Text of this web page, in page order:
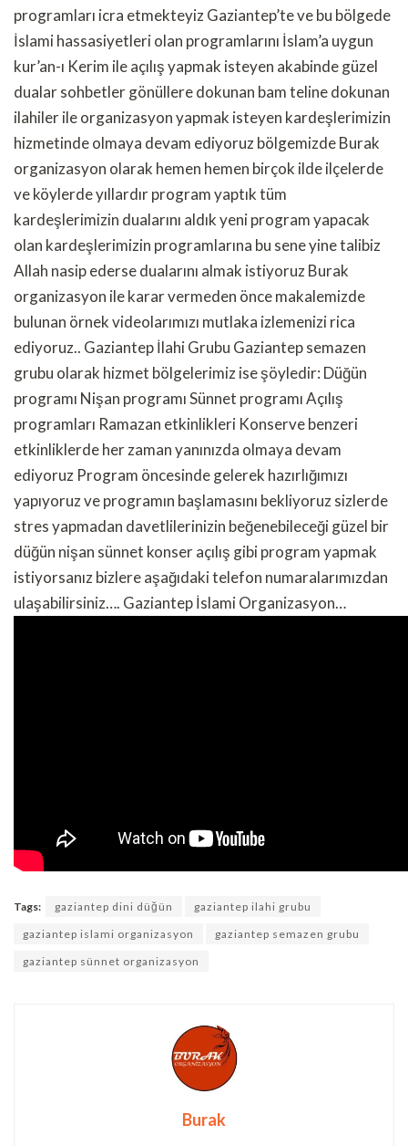
programları icra etmekteyiz Gaziantep’te ve bu bölgede
İslami hassasiyetleri olan programlarını İslam’a uygun
kur’an-ı Kerim ile açılış yapmak isteyen akabinde güzel
dualar sohbetler gönüllere dokunan bam teline dokunan
ilahiler ile organizasyon yapmak isteyen kardeşlerimizin
hizmetinde olmaya devam ediyoruz bölgemizde Burak
organizasyon olarak hemen hemen birçok ilde ilçelerde
ve köylerde yıllardır program yaptık tüm
kardeşlerimizin dualarını aldık yeni program yapacak
olan kardeşlerimizin programlarına bu sene yine talibiz
Allah nasip ederse dualarını almak istiyoruz Burak
organizasyon ile karar vermeden önce makalemizde
bulunan örnek videolarımızı mutlaka izlemenizi rica
ediyoruz.. Gaziantep İlahi Grubu Gaziantep semazen
grubu olarak hizmet bölgelerimiz ise şöyledir: Düğün
programı Nişan programı Sünnet programı Açılış
programları Ramazan etkinlikleri Konserve benzeri
etkinliklerde her zaman yanınızda olmaya devam
ediyoruz Program öncesinde gelerek hazırlığımızı
yapıyoruz ve programın başlamasını bekliyoruz sizlerde
stres yapmadan davetlilerinizin beğenebileceği güzel bir
düğün nişan sünnet konser açılış gibi program yapmak
istiyorsanız bizlere aşağıdaki telefon numaralarımızdan
ulaşabilirsiniz…. Gaziantep İslami Organizasyon…
Tags: gaziantep dini düğün
gaziantep ilahi grubu
gaziantep islami organizasyon
gaziantep semazen grubu
gaziantep sünnet organizasyon
Burak